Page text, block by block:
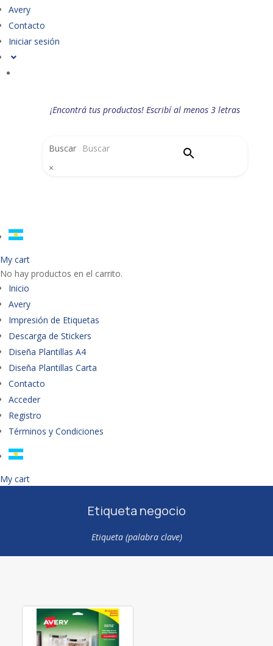
Avery
Contacto
Iniciar sesión
¡Encontrá tus productos! Escribí al menos 3 letras
Buscar
×
My cart
No hay productos en el carrito.
Inicio
Avery
Impresión de Etiquetas
Descarga de Stickers
Diseña Plantillas A4
Diseña Plantillas Carta
Contacto
Acceder
Registro
Términos y Condiciones
My cart
Etiqueta negocio
Etiqueta (palabra clave)